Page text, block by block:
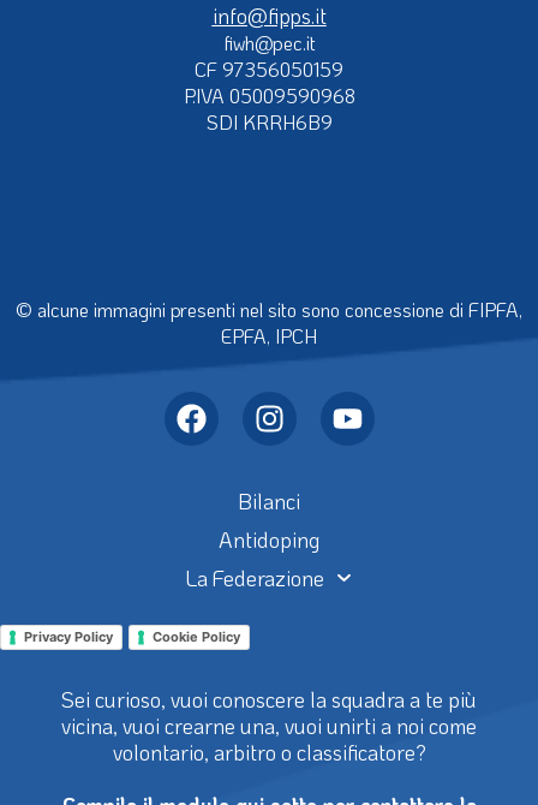
info@fipps.it
fiwh@pec.it
CF 97356050159
P.IVA 05009590968
SDI KRRH6B9
© alcune immagini presenti nel sito sono concessione di FIPFA,
EPFA, IPCH
Bilanci
Antidoping
La Federazione
Privacy Policy Cookie Policy
Sei curioso, vuoi conoscere la squadra a te più
vicina, vuoi crearne una, vuoi unirti a noi come
volontario, arbitro o classificatore?